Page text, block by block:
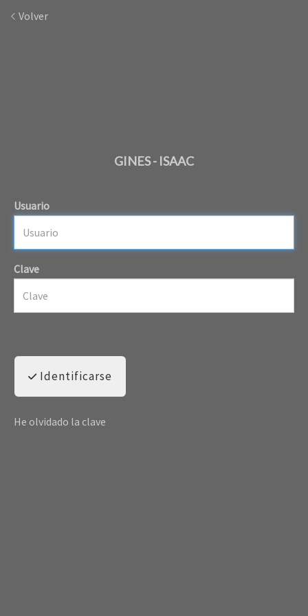
Volver
GINES - ISAAC
Usuario
Clave
Identificarse
He olvidado la clave